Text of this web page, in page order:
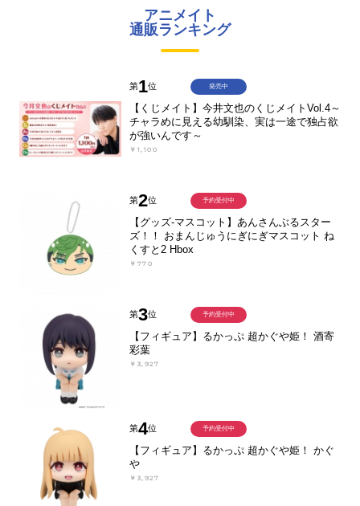
アニメイト
通販ランキング
第1位
【くじメイト】今井文也のくじメイトVol.4～
チャラめに見える幼馴染、実は一途で独占欲
が強いんです～
￥1,100
発売中
第2位
【グッズ-マスコット】あんさんぶるスター
ズ！！ おまんじゅうにぎにぎマスコット ね
くすと2 Hbox
￥770
予約受付中
第3位
【フィギュア】るかっぷ 超かぐや姫！ 酒寄
彩葉
￥3,927
予約受付中
第4位
【フィギュア】るかっぷ 超かぐや姫！ かぐ
や
￥3,927
予約受付中